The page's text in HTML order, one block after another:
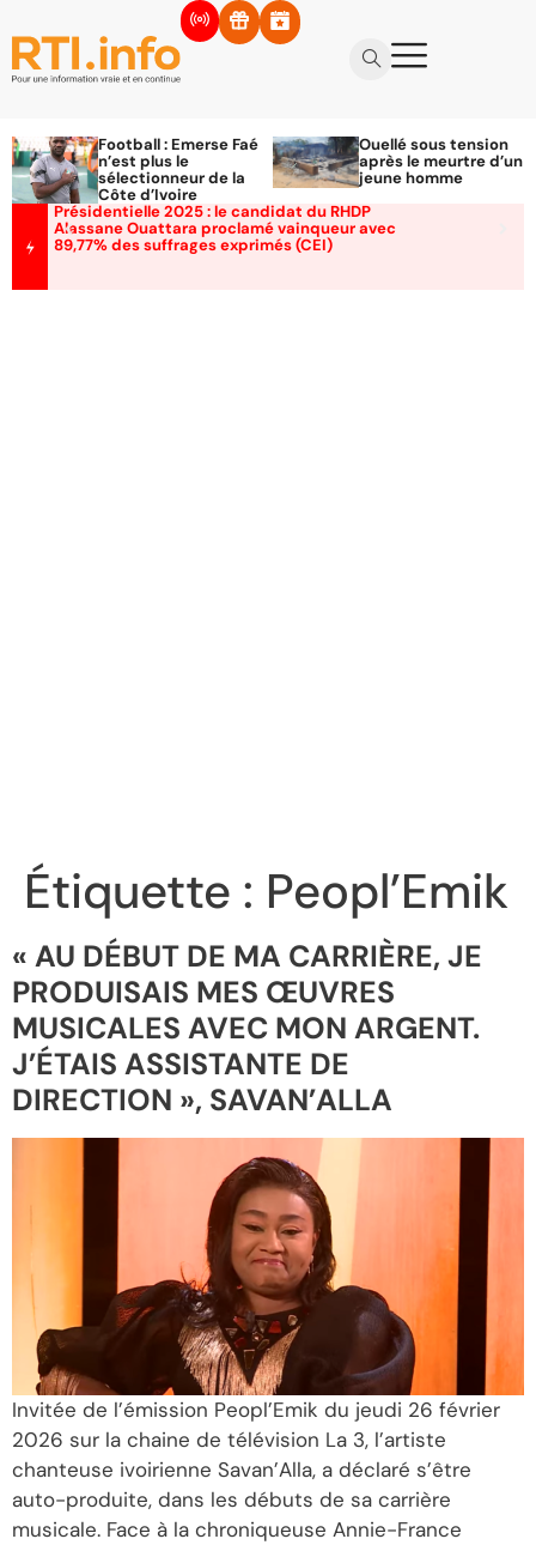
Football : Emerse Faé
n’est plus le
sélectionneur de la
Côte d’Ivoire
Ouellé sous tension
après le meurtre d’un
jeune homme
Présidentielle 2025 : le candidat du RHDP
Alassane Ouattara proclamé vainqueur avec
89,77% des suffrages exprimés (CEI)
Étiquette : Peopl’Emik
« AU DÉBUT DE MA CARRIÈRE, JE
PRODUISAIS MES ŒUVRES
MUSICALES AVEC MON ARGENT.
J’ÉTAIS ASSISTANTE DE
DIRECTION », SAVAN’ALLA
Invitée de l’émission Peopl’Emik du jeudi 26 février
2026 sur la chaine de télévision La 3, l’artiste
chanteuse ivoirienne Savan’Alla, a déclaré s’être
auto-produite, dans les débuts de sa carrière
musicale. Face à la chroniqueuse Annie-France